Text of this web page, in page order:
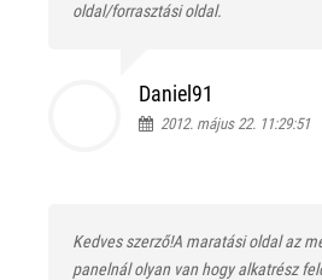
oldal/forrasztási oldal.
Daniel91
2012. május 22. 11:29:51
Kedves szerző!A maratási oldal az
panelnál olyan van hogy alkatrész